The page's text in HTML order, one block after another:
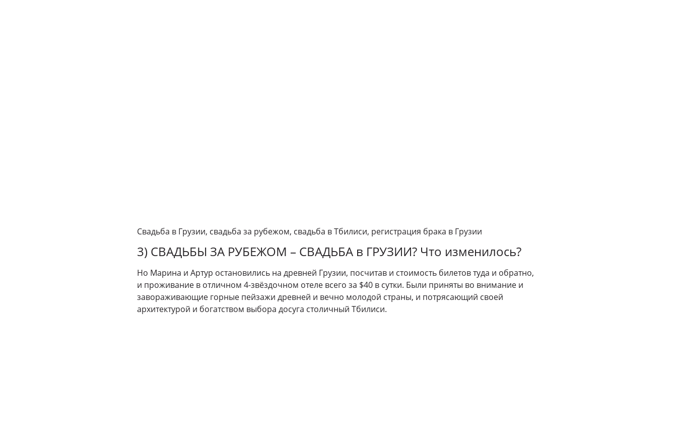
Свадьба в Грузии, свадьба за рубежом, свадьба в Тбилиси, регистрация брака в Грузии
3) СВАДЬБЫ ЗА РУБЕЖОМ – СВАДЬБА в ГРУЗИИ? Что изменилось?
Но Марина и Артур остановились на древней Грузии, посчитав и стоимость билетов туда и обратно,
и проживание в отличном 4-звёздочном отеле всего за $40 в сутки. Были приняты во внимание и
завораживающие горные пейзажи древней и вечно молодой страны, и потрясающий своей
архитектурой и богатством выбора досуга столичный Тбилиси.